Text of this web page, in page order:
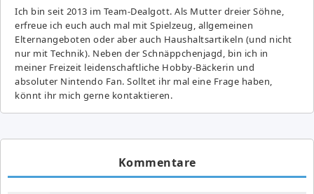
Ich bin seit 2013 im Team-Dealgott. Als Mutter dreier Söhne,
erfreue ich euch auch mal mit Spielzeug, allgemeinen
Elternangeboten oder aber auch Haushaltsartikeln (und nicht
nur mit Technik). Neben der Schnäppchenjagd, bin ich in
meiner Freizeit leidenschaftliche Hobby-Bäckerin und
absoluter Nintendo Fan. Solltet ihr mal eine Frage haben,
könnt ihr mich gerne kontaktieren.
Kommentare